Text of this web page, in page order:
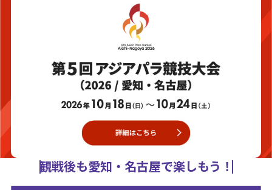
観戦後も愛知・名古屋で楽しもう！